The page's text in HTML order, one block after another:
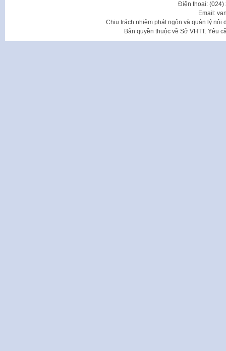
Điện thoại: (024)
Email:
Chịu trách nhiệm phát ngôn và quản lý nội
Bản quyền thuộc về Sở VHTT. Yêu